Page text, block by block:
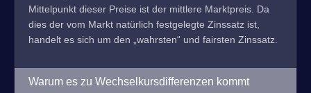
Mittelpunkt dieser Preise ist der mittlere Marktpreis. Da
dies der vom Markt natürlich festgelegte Zinssatz ist,
handelt es sich um den „wahrsten“ und fairsten Zinssatz.
Warum es zu Wechselkursdifferenzen kommt